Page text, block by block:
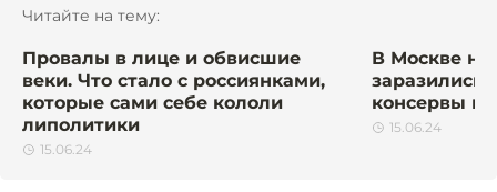
Читайте на тему:
Провалы в лице и обвисшие
веки. Что стало с россиянками,
которые сами себе кололи
липолитики
15.06.24
В Москве
заразились
консервы из
15.06.24